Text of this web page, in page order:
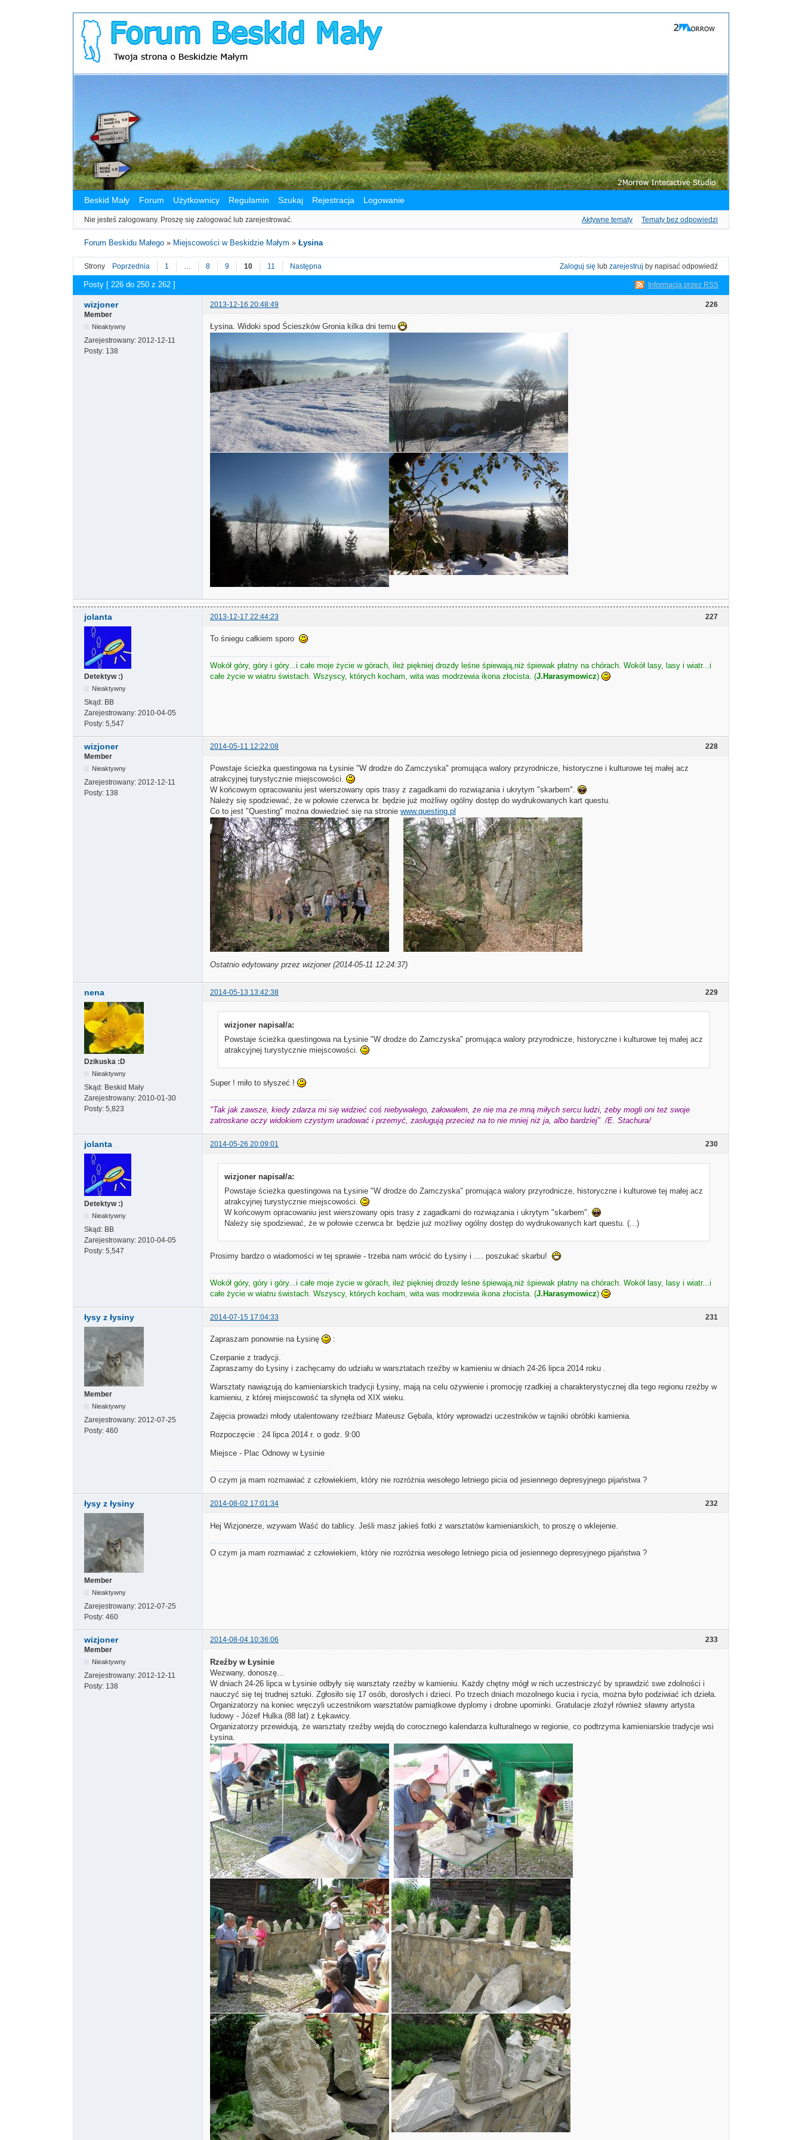
Beskid Mały Forum Użytkownicy Regulamin Szukaj Rejestracja Logowanie
Nie jesteś zalogowany. Proszę się zalogować lub zarejestrować. Aktywne tematy Tematy bez odpowiedzi
Forum Beskidu Małego » Miejscowości w Beskidzie Małym »Łysina
Strony Poprzednia 1 8 9 10 11 Następna Zaloguj się lub zarejestruj by napisać odpowiedź
Informacja przez RSS
Posty [ 226 do 250 z 262 ]
226
wizjoner
2013-12-16 20:48:49
Member
Nieaktywny
Zarejestrowany: 2012-12-11
Posty: 138
Łysina. Widoki spod Ścieszków Gronia kilka dni temu
227
jolanta 2013-12-17 22:44:23
Detektyw :)
Nieaktywny
Skąd: BB
Zarejestrowany: 2010-04-05
Posty: 5,547
To śniegu całkiem sporo
Wokół góry, góry i góry...i całe moje życie w górach, ileż piękniej drozdy leśne śpiewają,niż śpiewak płatny na chórach. Wokół lasy, lasy i wiatr...i
całe życie w wiatru świstach. Wszyscy, których kocham, wita was modrzewia ikona złocista. (J.Harasymowicz)
228
wizjoner
2014-05-11 12:22:08
Member
Nieaktywny
Zarejestrowany: 2012-12-11
Posty: 138
Powstaje ścieżka questingowa na Łysinie "W drodze do Zamczyska" promująca walory przyrodnicze, historyczne i kulturowe tej małej acz
atrakcyjnej turystycznie miejscowości.
W końcowym opracowaniu jest wierszowany opis trasy z zagadkami do rozwiązania i ukrytym "skarbem".
Należy się spodziewać, że w połowie czerwca br. będzie już możliwy ogólny dostęp do wydrukowanych kart questu.
Co to jest "Questing" można dowiedzieć się na stronie www.questing.pl
Ostatnio edytowany przez wizjoner (2014-05-11 12:24:37)
229
nena 2014-05-13 13:42:38
Dzikuska :D
Nieaktywny
Skąd: Beskid Mały
Zarejestrowany: 2010-01-30
Posty: 5,823
wizjoner napisał/a:
Powstaje ścieżka questingowa na Łysinie "W drodze do Zamczyska" promująca walory przyrodnicze, historyczne i kulturowe tej małej acz
atrakcyjnej turystycznie miejscowości.
Super ! miło to słyszeć !
"Tak jak zawsze, kiedy zdarza mi się widzieć coś niebywałego, żałowałem, że nie ma ze mną miłych sercu ludzi, żeby mogli oni też swoje
zatroskane oczy widokiem czystym uradować i przemyć, zasługują przecież na to nie mniej niż ja, albo bardziej" /E. Stachura/
230
jolanta 2014-05-26 20:09:01
Detektyw :)
Nieaktywny
Skąd: BB
Zarejestrowany: 2010-04-05
Posty: 5,547
wizjoner napisał/a:
Powstaje ścieżka questingowa na Łysinie "W drodze do Zamczyska" promująca walory przyrodnicze, historyczne i kulturowe tej małej acz
atrakcyjnej turystycznie miejscowości.
W końcowym opracowaniu jest wierszowany opis trasy z zagadkami do rozwiązania i ukrytym "skarbem".
Należy się spodziewać, że w połowie czerwca br. będzie już możliwy ogólny dostęp do wydrukowanych kart questu. (...)
Prosimy bardzo o wiadomości w tej sprawie - trzeba nam wrócić do Łysiny i .... poszukać skarbu!
Wokół góry, góry i góry...i całe moje życie w górach, ileż piękniej drozdy leśne śpiewają,niż śpiewak płatny na chórach. Wokół lasy, lasy i wiatr...i
całe życie w wiatru świstach. Wszyscy, których kocham, wita was modrzewia ikona złocista. (J.Harasymowicz)
231
łysy z łysiny 2014-07-15 17:04:33
Member
Nieaktywny
Zarejestrowany: 2012-07-25
Posty: 460
Zapraszam ponownie na Łysinę :
Czerpanie z tradycji.
Zapraszamy do Łysiny i zachęcamy do udziału w warsztatach rzeźby w kamieniu w dniach 24-26 lipca 2014 roku .
Warsztaty nawiązują do kamieniarskich tradycji Łysiny, mają na celu ożywienie i promocję rzadkiej a charakterystycznej dla tego regionu rzeźby w
kamieniu, z której miejscowość ta słynęła od XIX wieku.
Zajęcia prowadzi młody utalentowany rzeźbiarz Mateusz Gębala, który wprowadzi uczestników w tajniki obróbki kamienia.
Rozpoczęcie : 24 lipca 2014 r. o godz. 9:00
Miejsce - Plac Odnowy w Łysinie
O czym ja mam rozmawiać z człowiekiem, który nie rozróżnia wesołego letniego picia od jesiennego depresyjnego pijaństwa ?
232
łysy z łysiny 2014-08-02 17:01:34
Member
Nieaktywny
Zarejestrowany: 2012-07-25
Posty: 460
Hej Wizjonerze, wzywam Waść do tablicy. Jeśli masz jakieś fotki z warsztatów kamieniarskich, to proszę o wklejenie.
O czym ja mam rozmawiać z człowiekiem, który nie rozróżnia wesołego letniego picia od jesiennego depresyjnego pijaństwa ?
233
wizjoner
2014-08-04 10:36:06
Member
Nieaktywny
Zarejestrowany: 2012-12-11
Posty: 138
Rzeźby w Łysinie
Wezwany, donoszę...
W dniach 24-26 lipca w Łysinie odbyły się warsztaty rzeźby w kamieniu. Każdy chętny mógł w nich uczestniczyć by sprawdzić swe zdolności i
nauczyć się tej trudnej sztuki. Zgłosiło się 17 osób, dorosłych i dzieci. Po trzech dniach mozolnego kucia i rycia, można było podziwiać ich dzieła.
Organizatorzy na koniec wręczyli uczestnikom warsztatów pamiątkowe dyplomy i drobne upominki. Gratulacje złożył również sławny artysta
ludowy - Józef Hulka (88 lat) z Łękawicy.
Organizatorzy przewidują, że warsztaty rzeźby wejdą do corocznego kalendarza kulturalnego w regionie, co podtrzyma kamieniarskie tradycje wsi
Łysina.